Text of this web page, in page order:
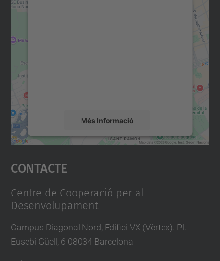
Més Informació
Accepta
powered by
Contacte
Centre de Cooperació per al
Desenvolupament
Campus Diagonal Nord, Edifici VX (Vèrtex). Pl.
Eusebi Güell, 6 08034 Barcelona